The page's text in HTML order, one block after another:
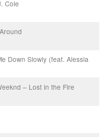
Cole
Down Slowly (feat. Alessia
– Lost in the Fire